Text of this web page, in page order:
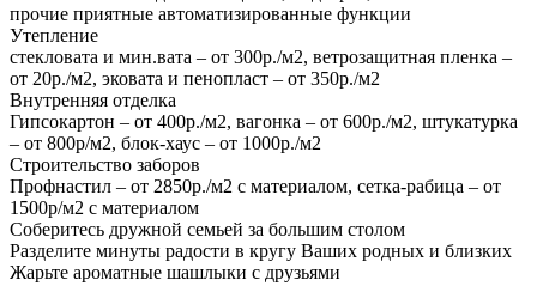
прочие приятные автоматизированные функции
Утепление
стекловата и мин.вата – от 300р./м2, ветрозащитная пленка –
от 20р./м2, эковата и пенопласт – от 350р./м2
Внутренняя отделка
Гипсокартон – от 400р./м2, вагонка – от 600р./м2, штукатурка
– от 800р/м2, блок-хаус – от 1000р./м2
Строительство заборов
Профнастил – от 2850р./м2 с материалом, сетка-рабица – от
1500р/м2 с материалом
Соберитесь дружной семьей за большим столом
Разделите минуты радости в кругу Ваших родных и близких
Жарьте ароматные шашлыки с друзьями